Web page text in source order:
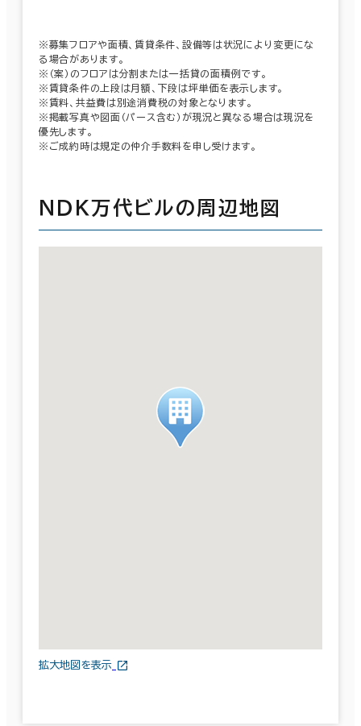
※募集フロアや面積、賃貸条件、設備等は状況により変更にな
る場合があります。
※（案）のフロアは分割または一括貸の面積例です。
※賃貸条件の上段は月額、下段は坪単価を表示します。
※賃料、共益費は別途消費税の対象となります。
※掲載写真や図面（パース含む）が現況と異なる場合は現況を
優先します。
※ご成約時は規定の仲介手数料を申し受けます。
ＮＤＫ万代ビルの周辺地図
拡大地図を表示